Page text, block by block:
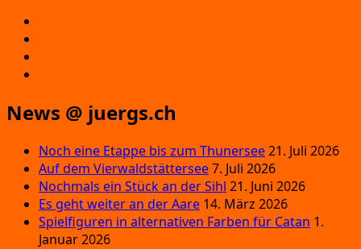
News @ juergs.ch
Noch eine Etappe bis zum Thunersee21. Juli 2026
Auf dem Vierwaldstättersee7. Juli 2026
Nochmals ein Stück an der Sihl 21. Juni 2026
Es geht weiter an der Aare 14. März 2026
Spielfiguren in alternativen Farben für Catan 1.
Januar 2026